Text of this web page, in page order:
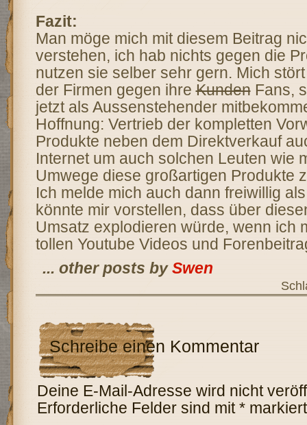
Fazit:
Man möge mich mit diesem Beitrag
verstehen, ich hab nichts gegen die
nutzen sie selber sehr gern. Mich
der Firmen gegen ihreKundenFans,
jetzt als Aussenstehender
Hoffnung: Vertrieb der kompletten
Produkte neben dem Direktverkauf
Internet um auch solchen Leuten wie
Umwege diese großartigen Produkte
Ich melde mich auch dann freiwillig
könnte mir vorstellen, dass über
Umsatz explodieren würde, wenn ich
tollen Youtube Videos und
... other posts bySwen
Schreibe einen Kommentar
Deine E-Mail-Adresse wird nicht
Erforderliche Felder sind mit*markiert